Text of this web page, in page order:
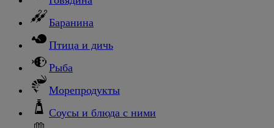
Баранина
Птица и дичь
Рыба
Морепродукты
Соусы и блюда с ними